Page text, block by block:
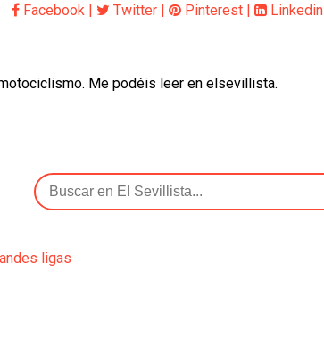
Facebook | Twitter | Pinterest | Linkedin
Me podéis leer en elsevillista.
ligas